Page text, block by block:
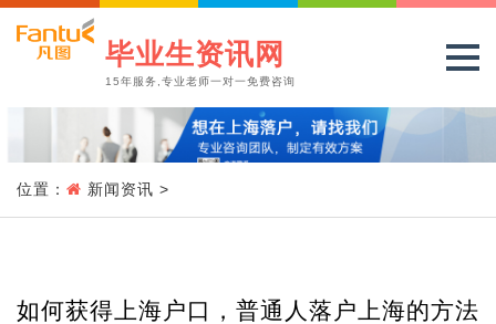
毕业生资讯网
15年服务,专业老师一对一免费咨询
位置： 新闻资讯 >
如何获得上海户口，普通人落户上海的方法